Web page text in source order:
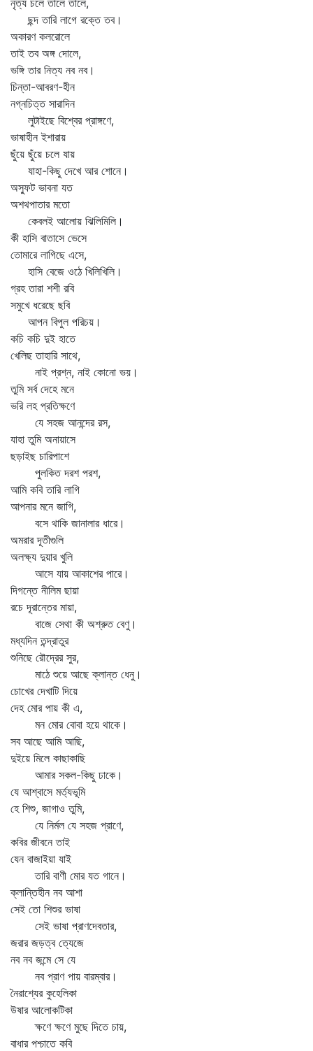
নৃত্য চলে তালে তালে,
ছন্দ তারি লাগে রক্তে তব।
অকারণ কলরোলে
তাই তব অঙ্গ দোলে,
ভঙ্গি তার নিত্য নব নব।
চিন্তা-আবরণ-হীন
নগ্নচিত্ত সারাদিন
লুটাইছে বিশ্বের প্রাঙ্গণে,
ভাষাহীন ইশারায়
ছুঁয়ে ছুঁয়ে চলে যায়
যাহা-কিছু দেখে আর শোনে।
অস্ফুট ভাবনা যত
অশথপাতার মতো
কেবলই আলোয় ঝিলিমিলি।
কী হাসি বাতাসে ভেসে
তোমারে লাগিছে এসে,
হাসি বেজে ওঠে খিলিখিলি।
গ্রহ তারা শশী রবি
সমুখে ধরেছে ছবি
আপন বিপুল পরিচয়।
কচি কচি দুই হাতে
খেলিছ তাহারি সাথে,
নাই প্রশ্ন, নাই কোনো ভয়।
তুমি সর্ব দেহে মনে
ভরি লহ প্রতিক্ষণে
যে সহজ আনন্দের রস,
যাহা তুমি অনায়াসে
ছড়াইছ চারিপাশে
পুলকিত দরশ পরশ,
আমি কবি তারি লাগি
আপনার মনে জাগি,
বসে থাকি জানালার ধারে।
অমরার দূতীগুলি
অলক্ষ্য দুয়ার খুলি
আসে যায় আকাশের পারে।
দিগন্তে নীলিম ছায়া
রচে দূরান্তের মায়া,
বাজে সেথা কী অশ্রুত বেণু।
মধ্যদিন তন্দ্রাতুর
শুনিছে রৌদ্রের সুর,
মাঠে শুয়ে আছে ক্লান্ত ধেনু।
চোখের দেখাটি দিয়ে
দেহ মোর পায় কী এ,
মন মোর বোবা হয়ে থাকে।
সব আছে আমি আছি,
দুইয়ে মিলে কাছাকাছি
আমার সকল-কিছু ঢাকে।
যে আশ্বাসে মর্ত্যভূমি
হে শিশু, জাগাও তুমি,
যে নির্মল যে সহজ প্রাণে,
কবির জীবনে তাই
যেন বাজাইয়া যাই
তারি বাণী মোর যত গানে।
ক্লান্তিহীন নব আশা
সেই তো শিশুর ভাষা
সেই ভাষা প্রাণদেবতার,
জরার জড়ত্ব ত্যেজে
নব নব জন্মে সে যে
নব প্রাণ পায় বারম্বার।
নৈরাশ্যের কুহেলিকা
উষার আলোকটিকা
ক্ষণে ক্ষণে মুছে দিতে চায়,
বাধার পশ্চাতে কবি